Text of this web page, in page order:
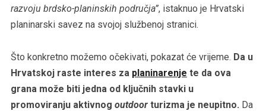
razvoju brdsko-planinskih područja”, istaknuo je Hrvatski
planinarski savez na svojoj službenoj stranici.
Što konkretno možemo očekivati, pokazat će vrijeme. Da u
Hrvatskoj raste interes za planinarenje te da ova
grana može biti jedna od ključnih stavki u
promoviranju aktivnog outdoorturizma je neupitno. Da